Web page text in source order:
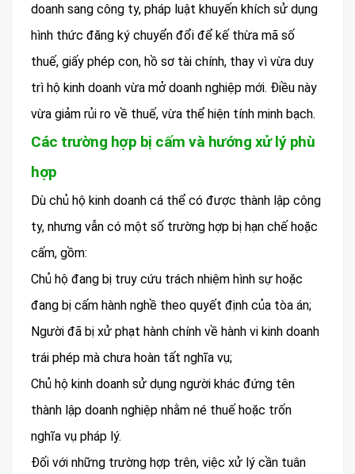
doanh sang công ty, pháp luật khuyến khích sử dụng
hình thức đăng ký chuyển đổi để kế thừa mã số
thuế, giấy phép con, hồ sơ tài chính, thay vì vừa duy
trì hộ kinh doanh vừa mở doanh nghiệp mới. Điều này
vừa giảm rủi ro về thuế, vừa thể hiện tính minh bạch.
Các trường hợp bị cấm và hướng xử lý phù
hợp
Dù chủ hộ kinh doanh cá thể có được thành lập công
ty, nhưng vẫn có một số trường hợp bị hạn chế hoặc
cấm, gồm:
Chủ hộ đang bị truy cứu trách nhiệm hình sự hoặc
đang bị cấm hành nghề theo quyết định của tòa án;
Người đã bị xử phạt hành chính về hành vi kinh doanh
trái phép mà chưa hoàn tất nghĩa vụ;
Chủ hộ kinh doanh sử dụng người khác đứng tên
thành lập doanh nghiệp nhằm né thuế hoặc trốn
nghĩa vụ pháp lý.
Đối với những trường hợp trên, việc xử lý cần tuân